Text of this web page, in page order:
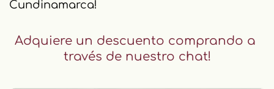
comprando a
chat!